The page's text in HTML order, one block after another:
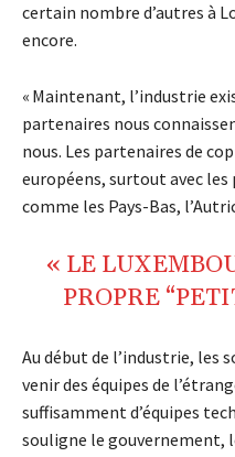
certain nombre d’autres à
encore.
« Maintenant, l’industrie
partenaires nous
nous. Les partenaires de
européens, surtout avec les
comme les Pays-Bas,
« LE
PROPRE
Au début de l’industrie, les
venir des équipes de
suffisamment d’équipes
souligne le gouvernement,